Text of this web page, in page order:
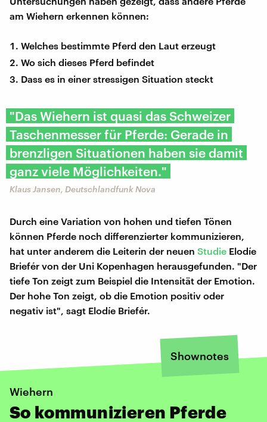
am Wiehern erkennen können:
Welches bestimmte Pferd den Laut erzeugt
Wo sich dieses Pferd befindet
Dass es in einer stressigen Situation steckt
"Das Wiehern ist quasi das Schweizer
Taschenmesser für Pferde: Gerade in
brenzligen Situationen haben sie damit
ganz viele Möglichkeiten."
Klaus Jansen, Deutschlandfunk Nova
Durch eine Variation von hohen und tiefen Tönen
können Pferde noch differenzierter kommunizieren,
hat unter anderem die Leiterin der neuen Studie Elodíe
Briefér von der Uni Kopenhagen herausgefunden. "Der
tiefe Ton zeigt zum Beispiel die Intensität der Emotion.
Der hohe Ton zeigt, ob die Emotion positiv oder
negativ ist", sagt Elodíe Briefér.
Shownotes
Wiehern
So kommunizieren Pferde